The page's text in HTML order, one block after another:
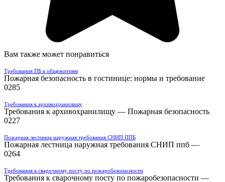
Вам также может понравиться
Требования ПБ к общежитиям
Пожарная безопасность в гостинице: нормы и требование
0285
Требования к архивохранилищу
Требования к архивохранилищу — Пожарная безопасность
0227
Пожарная лестница наружная требования СНИП ППБ
Пожарная лестница наружная требования СНИП ппб —
0264
Требования к сварочному посту по пожаробезопасности
Требования к сварочному посту по пожаробезопасности —